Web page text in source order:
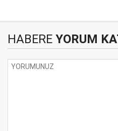
HABERE YORUM